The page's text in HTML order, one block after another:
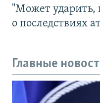
"Может ударить,
о последствиях
Главные